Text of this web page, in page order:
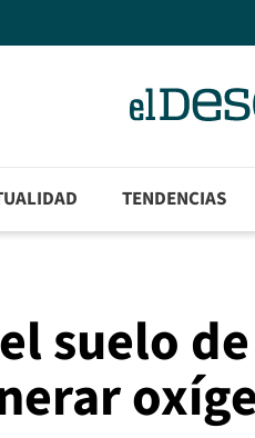
TENDENCIAS
suelo